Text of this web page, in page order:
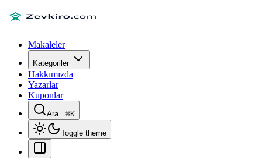
Makaleler
Kategoriler
Hakkımızda
Yazarlar
Kuponlar
Ara...⌘K
Toggle theme